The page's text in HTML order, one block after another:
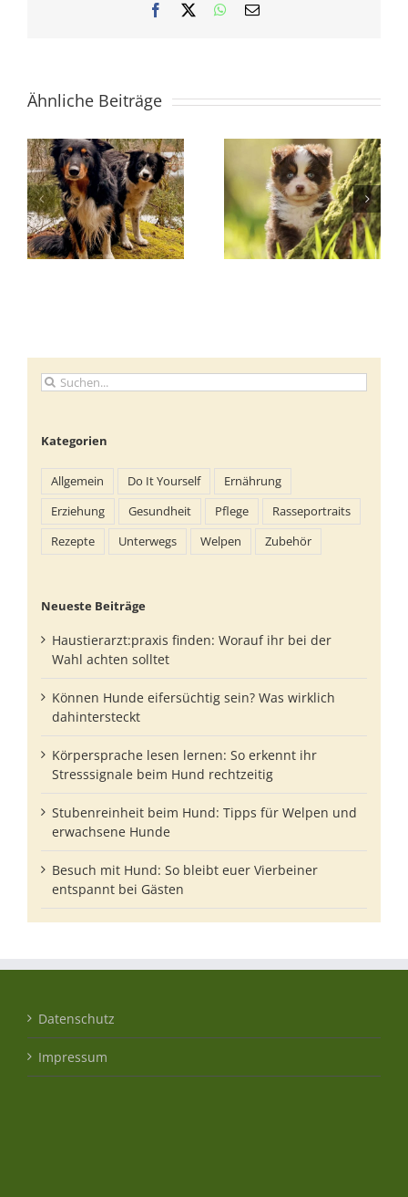
Facebook WhatsApp
E-
Ähnliche Beiträge
Suche
Kategorien
Allgemein Do It Yourself
Ernährung
Erziehung
Gesundheit Pflege
Rasseportraits
Rezepte
Unterwegs Welpen Zubehör
Neueste Beiträge
Haustierarzt:praxis finden: Worauf ihr bei der
Wahl achten solltet
Können Hunde eifersüchtig sein? Was wirklich
dahintersteckt
Körpersprache lesen lernen: So erkennt ihr
Stresssignale beim Hund rechtzeitig
Stubenreinheit beim Hund: Tipps für Welpen und
erwachsene Hunde
Besuch mit Hund: So bleibt euer Vierbeiner
entspannt bei Gästen
Datenschutz
Impressum